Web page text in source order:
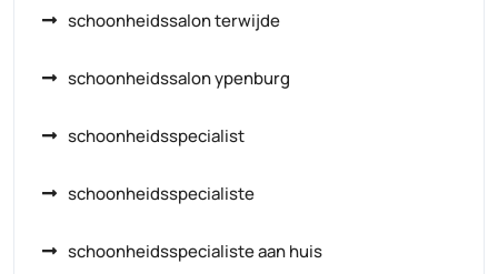
schoonheidssalon terwijde
schoonheidssalon ypenburg
schoonheidsspecialist
schoonheidsspecialiste
schoonheidsspecialiste aan huis